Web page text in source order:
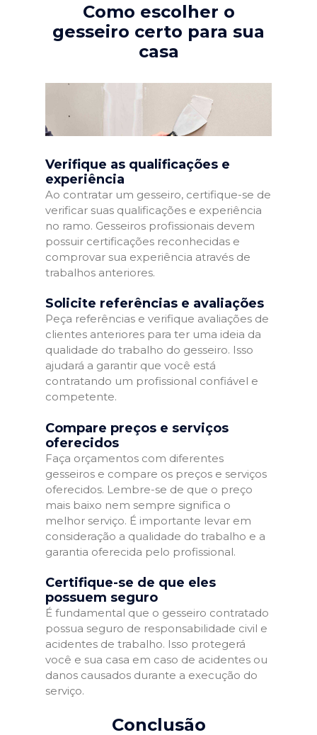
Como escolher o
gesseiro certo para sua
casa
Verifique as qualificações e
experiência
Ao contratar um gesseiro, certifique-se de
verificar suas qualificações e experiência
no ramo. Gesseiros profissionais devem
possuir certificações reconhecidas e
comprovar sua experiência através de
trabalhos anteriores.
Solicite referências e avaliações
Peça referências e verifique avaliações de
clientes anteriores para ter uma ideia da
qualidade do trabalho do gesseiro. Isso
ajudará a garantir que você está
contratando um profissional confiável e
competente.
Compare preços e serviços
oferecidos
Faça orçamentos com diferentes
gesseiros e compare os preços e serviços
oferecidos. Lembre-se de que o preço
mais baixo nem sempre significa o
melhor serviço. É importante levar em
consideração a qualidade do trabalho e a
garantia oferecida pelo profissional.
Certifique-se de que eles
possuem seguro
É fundamental que o gesseiro contratado
possua seguro de responsabilidade civil e
acidentes de trabalho. Isso protegerá
você e sua casa em caso de acidentes ou
danos causados durante a execução do
serviço.
Conclusão